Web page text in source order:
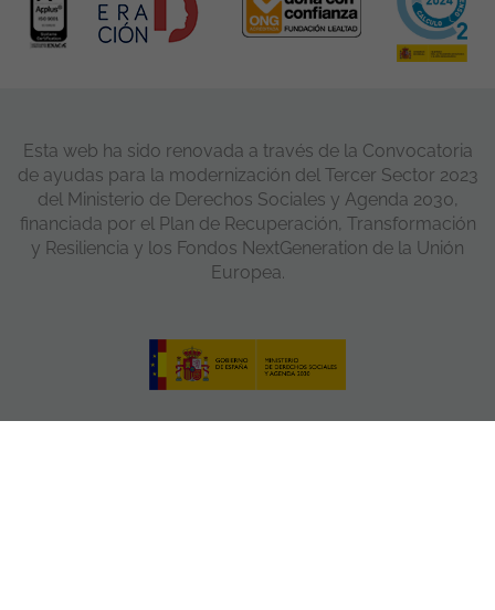
Esta web ha sido renovada a través de la Convocatoria
de ayudas para la modernización del Tercer Sector 2023
del Ministerio de Derechos Sociales y Agenda 2030,
financiada por el Plan de Recuperación, Transformación
y Resiliencia y los Fondos NextGeneration de la Unión
Europea.